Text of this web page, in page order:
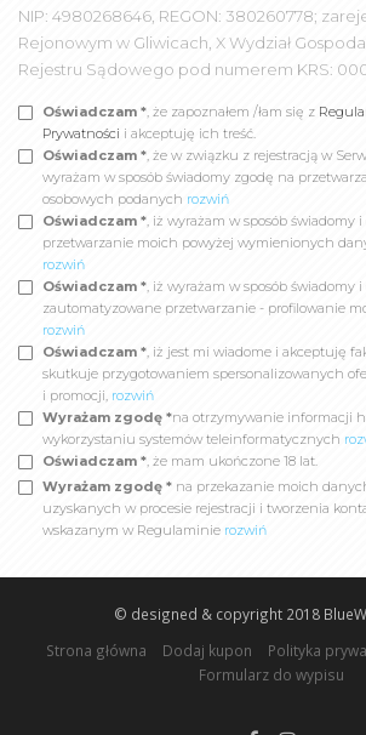
NIP: 4980268646, REGON: 380260778;
Rejonowym w Gliwicach, X Wydział
Rejestru Sądowego pod numerem KRS:
Oświadczam *, że zapoznałem /łam się z
Prywatności i akceptuję ich treść.
Oświadczam *, że w związku z rejestracją w
wyrażam w sposób świadomy zgodę na
osobowych podanych rozwiń
Oświadczam *, iż wyrażam w sposób świadomy
przetwarzanie moich powyżej wymienionych
rozwiń
Oświadczam *, iż wyrażam w sposób świadomy
zautomatyzowane przetwarzanie - profilowanie
rozwiń
Oświadczam *, iż jest mi wiadome i akceptuję
skutkuje przygotowaniem spersonalizowanych
i promocji, rozwiń
Wyrażam zgodę *na otrzymywanie informacji
wykorzystaniu systemów teleinformatycznych
Oświadczam *, że mam ukończone 18 lat.
Wyrażam zgodę * na przekazanie moich
uzyskanych w procesie rejestracji i tworzenia
wskazanym w Regulaminie rozwiń
© designed & copyright 2018
Strona główna
Dodaj kupon Polityka
Formularz do wypisu